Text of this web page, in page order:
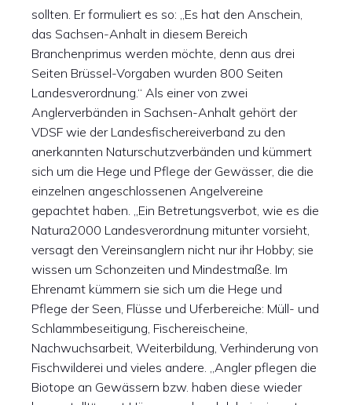
sollten. Er formuliert es so: „Es hat den Anschein,
das Sachsen-Anhalt in diesem Bereich
Branchenprimus werden möchte, denn aus drei
Seiten Brüssel-Vorgaben wurden 800 Seiten
Landesverordnung.“ Als einer von zwei
Anglerverbänden in Sachsen-Anhalt gehört der
VDSF wie der Landesfischereiverband zu den
anerkannten Naturschutzverbänden und kümmert
sich um die Hege und Pflege der Gewässer, die die
einzelnen angeschlossenen Angelvereine
gepachtet haben. „Ein Betretungsverbot, wie es die
Natura2000 Landesverordnung mitunter vorsieht,
versagt den Vereinsanglern nicht nur ihr Hobby; sie
wissen um Schonzeiten und Mindestmaße. Im
Ehrenamt kümmern sie sich um die Hege und
Pflege der Seen, Flüsse und Uferbereiche: Müll- und
Schlammbeseitigung, Fischereischeine,
Nachwuchsarbeit, Weiterbildung, Verhinderung von
Fischwilderei und vieles andere. „Angler pflegen die
Biotope an Gewässern bzw. haben diese wieder